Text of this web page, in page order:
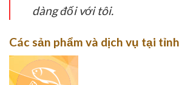
dàng đối với tôi.
Các sản phẩm và dịch vụ tại